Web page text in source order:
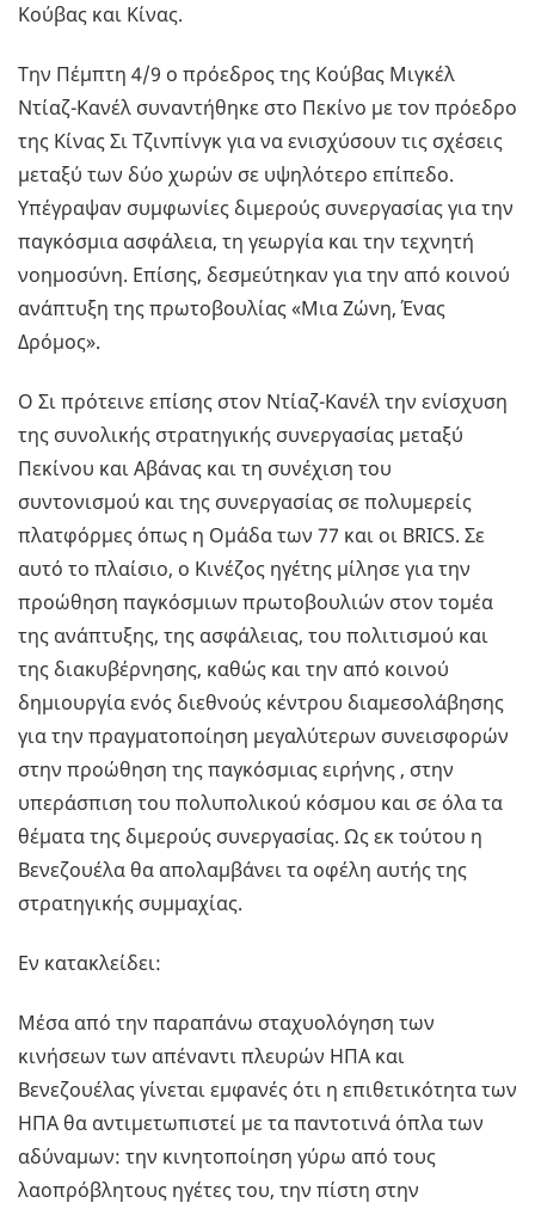
Κούβας και Κίνας.
Την Πέμπτη 4/9 ο πρόεδρος της Κούβας Μιγκέλ
Ντίαζ-Κανέλ συναντήθηκε στο Πεκίνο με τον πρόεδρο
της Κίνας Σι Τζινπίνγκ για να ενισχύσουν τις σχέσεις
μεταξύ των δύο χωρών σε υψηλότερο επίπεδο.
Υπέγραψαν συμφωνίες διμερούς συνεργασίας για την
παγκόσμια ασφάλεια, τη γεωργία και την τεχνητή
νοημοσύνη. Επίσης, δεσμεύτηκαν για την από κοινού
ανάπτυξη της πρωτοβουλίας «Μια Ζώνη, Ένας
Δρόμος».
Ο Σι πρότεινε επίσης στον Ντίαζ-Κανέλ την ενίσχυση
της συνολικής στρατηγικής συνεργασίας μεταξύ
Πεκίνου και Αβάνας και τη συνέχιση του
συντονισμού και της συνεργασίας σε πολυμερείς
πλατφόρμες όπως η Ομάδα των 77 και οι BRICS. Σε
αυτό το πλαίσιο, ο Κινέζος ηγέτης μίλησε για την
προώθηση παγκόσμιων πρωτοβουλιών στον τομέα
της ανάπτυξης, της ασφάλειας, του πολιτισμού και
της διακυβέρνησης, καθώς και την από κοινού
δημιουργία ενός διεθνούς κέντρου διαμεσολάβησης
για την πραγματοποίηση μεγαλύτερων συνεισφορών
στην προώθηση της παγκόσμιας ειρήνης , στην
υπεράσπιση του πολυπολικού κόσμου και σε όλα τα
θέματα της διμερούς συνεργασίας. Ως εκ τούτου η
Βενεζουέλα θα απολαμβάνει τα οφέλη αυτής της
στρατηγικής συμμαχίας.
Εν κατακλείδει:
Μέσα από την παραπάνω σταχυολόγηση των
κινήσεων των απέναντι πλευρών ΗΠΑ και
Βενεζουέλας γίνεται εμφανές ότι η επιθετικότητα των
ΗΠΑ θα αντιμετωπιστεί με τα παντοτινά όπλα των
αδύναμων: την κινητοποίηση γύρω από τους
λαοπρόβλητους ηγέτες του, την πίστη στην